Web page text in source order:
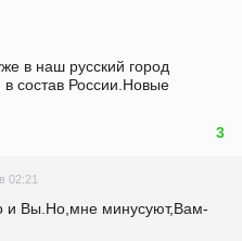
в наш русский город
состав России.Новые
3
02:21
и Вы.Но,мне минусуют,Вам-